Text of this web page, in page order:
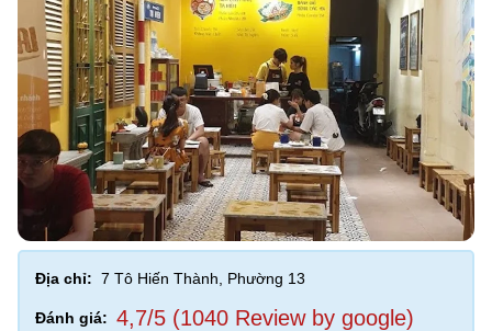
Địa chỉ: 7 Tô Hiến Thành, Phường 13
Đánh giá: 4,7/5 (1040 Review by google)